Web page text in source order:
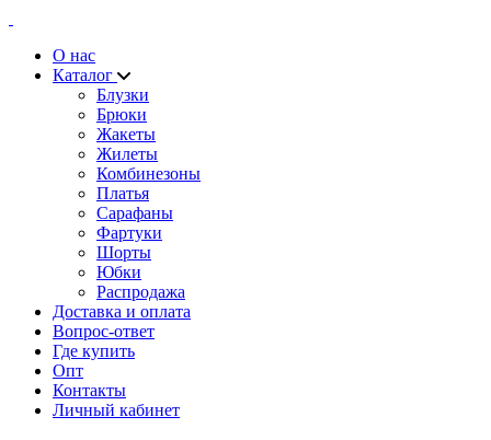
О нас
Каталог
Блузки
Брюки
Жакеты
Жилеты
Комбинезоны
Платья
Сарафаны
Фартуки
Шорты
Юбки
Распродажа
Доставка и оплата
Вопрос-ответ
Где купить
Опт
Контакты
Личный кабинет